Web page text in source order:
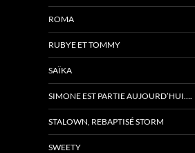
ROMA
RUBYE ET TOMMY
SAÏKA
SIMONE EST PARTIE AUJOURD’HUI….
STALOWN, REBAPTISÉ STORM
SWEETY